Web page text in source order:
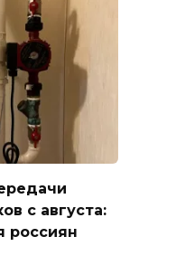
с августа:
россиян